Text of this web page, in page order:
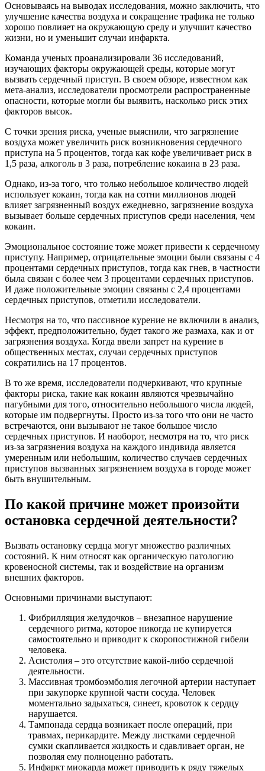
Основываясь на выводах исследования, можно заключить, что
улучшение качества воздуха и сокращение трафика не только
хорошо повлияет на окружающую среду и улучшит качество
жизни, но и уменьшит случаи инфаркта.
Команда ученых проанализировали 36 исследований,
изучающих факторы окружающей среды, которые могут
вызвать сердечный приступ. В своем обзоре, известном как
мета-анализ, исследователи просмотрели распространенные
опасности, которые могли бы выявить, насколько риск этих
факторов высок.
С точки зрения риска, ученые выяснили, что загрязнение
воздуха может увеличить риск возникновения сердечного
приступа на 5 процентов, тогда как кофе увеличивает риск в
1,5 раза, алкоголь в 3 раза, потребление кокаина в 23 раза.
Однако, из-за того, что только небольшое количество людей
использует кокаин, тогда как на сотни миллионов людей
влияет загрязненный воздух ежедневно, загрязнение воздуха
вызывает больше сердечных приступов среди населения, чем
кокаин.
Эмоциональное состояние тоже может привести к сердечному
приступу. Например, отрицательные эмоции были связаны с 4
процентами сердечных приступов, тогда как гнев, в частности
была связан с более чем 3 процентами сердечных приступов.
И даже положительные эмоции связаны с 2,4 процентами
сердечных приступов, отметили исследователи.
Несмотря на то, что пассивное курение не включили в анализ,
эффект, предположительно, будет такого же размаха, как и от
загрязнения воздуха. Когда ввели запрет на курение в
общественных местах, случаи сердечных приступов
сократились на 17 процентов.
В то же время, исследователи подчеркивают, что крупные
факторы риска, такие как кокаин являются чрезвычайно
пагубными для того, относительно небольшого числа людей,
которые им подвергнуты. Просто из-за того что они не часто
встречаются, они вызывают не такое большое число
сердечных приступов. И наоборот, несмотря на то, что риск
из-за загрязнения воздуха на каждого индивида является
умеренным или небольшим, количество случаев сердечных
приступов вызванных загрязнением воздуха в городе может
быть внушительным.
По какой причине может произойти
остановка сердечной деятельности?
Вызвать остановку сердца могут множество различных
состояний. К ним относят как органическую патологию
кровеносной системы, так и воздействие на организм
внешних факторов.
Основными причинами выступают:
Фибрилляция желудочков – внезапное нарушение
сердечного ритма, которое никогда не купируется
самостоятельно и приводит к скоропостижной гибели
человека.
Асистолия – это отсутствие какой-либо сердечной
деятельности.
Массивная тромбоэмболия легочной артерии наступает
при закупорке крупной части сосуда. Человек
моментально задыхаться, синеет, кровоток к сердцу
нарушается.
Тампонада сердца возникает после операций, при
травмах, перикардите. Между листками сердечной
сумки скапливается жидкость и сдавливает орган, не
позволяя ему полноценно работать.
Инфаркт миокарда может приводить к ряду тяжелых